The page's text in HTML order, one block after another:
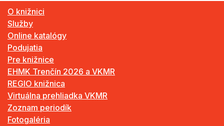
O knižnici
Služby
Online katalógy
Podujatia
Pre knižnice
EHMK Trenčín 2026 a VKMR
REGIO knižnica
Virtuálna prehliadka VKMR
Zoznam periodík
Fotogaléria